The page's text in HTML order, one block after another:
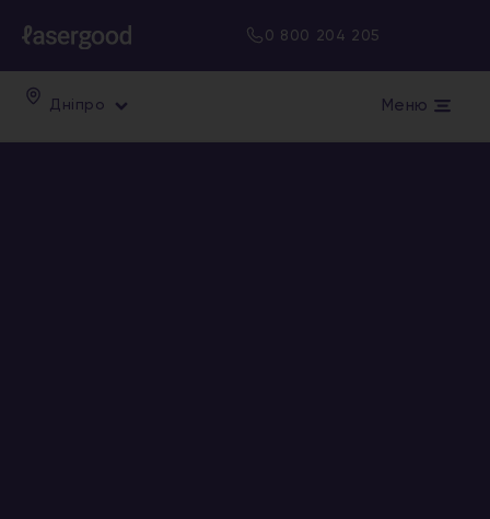
0 800 204 205
Дніпро Меню